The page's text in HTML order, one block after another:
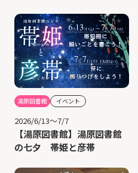
湯原図書館 イベント
2026/6/13～7/7
【湯原図書館】湯原図書館
の七夕 帯姫と彦帯